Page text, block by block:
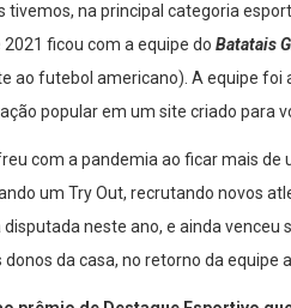
tivemos, na principal categoria
2021 ficou com a equipe do Batatais
ao futebol americano). A equipe foi
popular em um site criado para
com a pandemia ao ficar mais
um Try Out, recrutando novos
neste ano, e ainda venceu
da casa, no retorno da equipe